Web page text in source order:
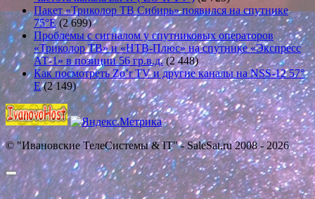
Пакет «Триколор ТВ Сибирь» появился на спутнике
75°E (2 699)
Проблемы с сигналом у спутниковых операторов
«Триколор ТВ» и «НТВ-Плюс» на спутнике «Экспресс
АТ-1» в позиции 56 гр.в.д. (2 448)
Как посмотреть Zo’r TV и другие каналы на NSS-12 57°
E (2 149)
© "Ивановские ТелеСистемы & IT" - SaleSat.ru 2008 - 2026
Прокрутить
вверх